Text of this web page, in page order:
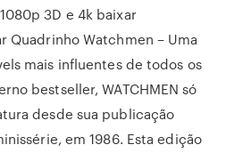
3D e 4k baixar
Quadrinho Watchmen – Uma
mais influentes de todos os
bestseller, WATCHMEN só
desde sua publicação
em 1986. Esta edição